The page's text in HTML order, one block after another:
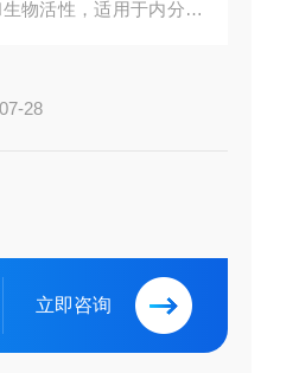
物活性，适用于内分泌
28
立即咨询